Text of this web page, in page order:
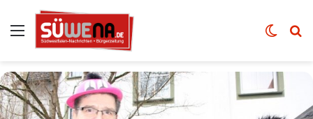
Auswahl Skin